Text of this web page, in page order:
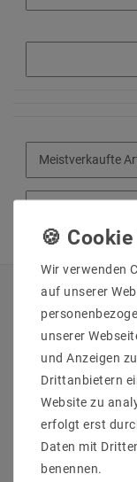
QUICKLINKS
Ihr Shop-Konto
Wir verwenden
auf unserer
unserer
und Anzeigen
Drittanbietern
Website zu
erfolgt erst
Daten mit
benennen.